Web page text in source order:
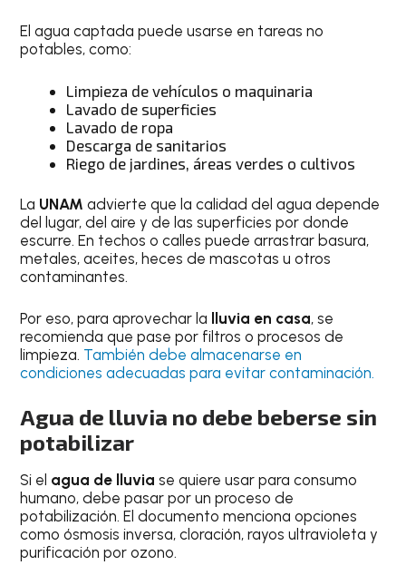
El agua captada puede usarse en tareas no
potables, como:
Limpieza de vehículos o maquinaria
Lavado de superficies
Lavado de ropa
Descarga de sanitarios
Riego de jardines, áreas verdes o cultivos
La UNAM advierte que la calidad del agua depende
del lugar, del aire y de las superficies por donde
escurre. En techos o calles puede arrastrar basura,
metales, aceites, heces de mascotas u otros
contaminantes.
Por eso, para aprovechar la lluvia en casa, se
recomienda que pase por filtros o procesos de
limpieza. También debe almacenarse en
condiciones adecuadas para evitar contaminación.
Agua de lluvia no debe beberse sin
potabilizar
Si el agua de lluvia se quiere usar para consumo
humano, debe pasar por un proceso de
potabilización. El documento menciona opciones
como ósmosis inversa, cloración, rayos ultravioleta y
purificación por ozono.